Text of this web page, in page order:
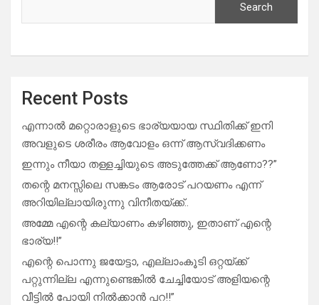
Search
Recent Posts
എന്നാൽ മറ്റൊരാളുടെ ഭാര്യയായ സ്ഥിതിക്ക് ഇനി
അവളുടെ ശരീരം ആവോളം ഒന്ന് ആസ്വദിക്കണം
ഇന്നും നീയാ തള്ളച്ചിയുടെ അടുത്തേക്ക് ആണോ??”
തന്റെ മനസ്സിലെ സങ്കടം ആരോട് പറയണം എന്ന്
അറിയില്ലായിരുന്നു വിനീതയ്ക്ക്..
അമ്മേ എന്റെ കല്യാണം കഴിഞ്ഞു, ഇതാണ് എന്റെ
ഭാര്യ!!”
എന്റെ പൊന്നു ജയേട്ടാ, എല്ലാംകൂടി ഒറ്റയ്ക്ക്
പറ്റുന്നില്ല എന്നുണ്ടെങ്കിൽ ചേച്ചിയോട് അളിയന്റെ
വീട്ടിൽ പോയി നിൽക്കാൻ പറ!!”